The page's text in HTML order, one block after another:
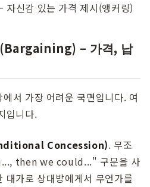
자신감 있는 가격 제시(앵커링)
– 가격, 납
서 가장 어려운 국면입니다. 여
입니다.
Concession). 무조
then we could..." 구문을 사
대가로 상대방에게서 무언가를